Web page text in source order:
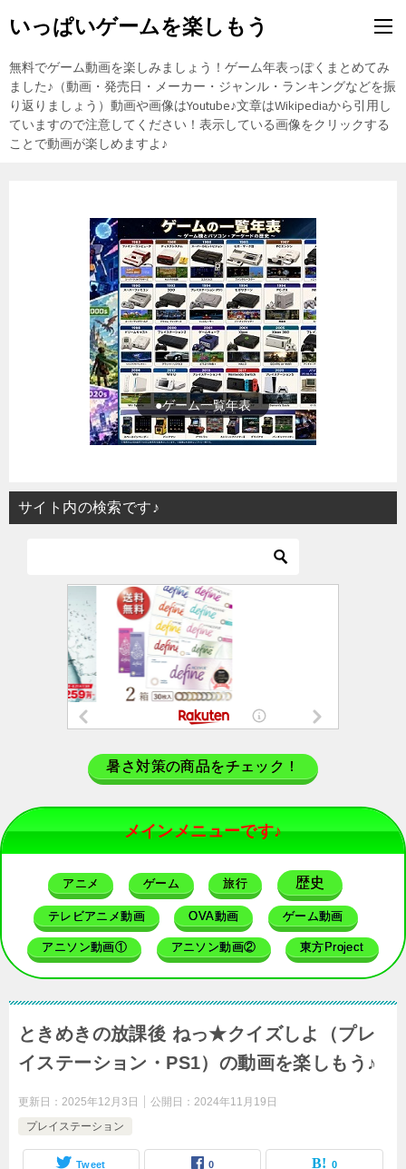
いっぱいゲームを楽しもう
無料でゲーム動画を楽しみましょう！ゲーム年表っぽくまとめてみ
ました♪（動画・発売日・メーカー・ジャンル・ランキングなどを振
り返りましょう）動画や画像はYoutube♪文章はWikipediaから引用し
ていますので注意してください！表示している画像をクリックする
ことで動画が楽しめますよ♪
●ゲーム一覧年表
サイト内の検索です♪
暑さ対策の商品をチェック！
メインメニューです♪
アニメ ゲーム 旅行 歴史
テレビアニメ動画 OVA動画 ゲーム動画
アニソン動画① アニソン動画② 東方Project
ときめきの放課後 ねっ★クイズしよ（プレ
イステーション・PS1）の動画を楽しもう♪
更新日： 2025年12月3日 公開日： 2024年11月19日
プレイステーション
Tweet 0 0